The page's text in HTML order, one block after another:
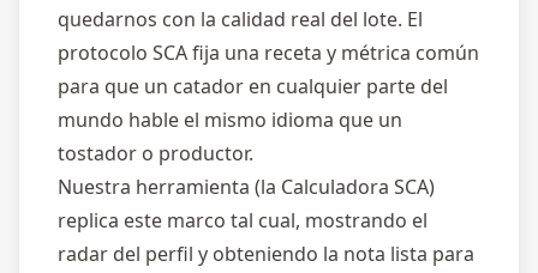
quedarnos con la calidad real del lote. El
protocolo SCA fija una receta y métrica común
para que un catador en cualquier parte del
mundo hable el mismo idioma que un
tostador o productor.
Nuestra herramienta (la Calculadora SCA)
replica este marco tal cual, mostrando el
radar del perfil y obteniendo la nota lista para